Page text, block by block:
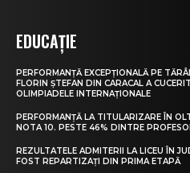
EDUCAȚIE
PERFORMANȚĂ EXCEPȚIONALĂ PE
FLORIN ȘTEFAN DIN CARACAL A
OLIMPIADELE INTERNAȚIONALE
PERFORMANȚĂ LA TITULARIZARE ÎN
NOTA 10. PESTE 46% DINTRE
REZULTATELE ADMITERII LA LICEU ÎN
FOST REPARTIZAȚI DIN PRIMA ETAPĂ